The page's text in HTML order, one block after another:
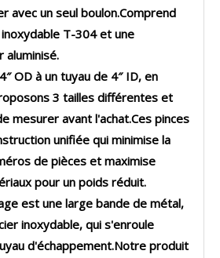
avec un seul boulon.Comprend
T-304 et une
aluminisé.
OD à un tuyau de 4″ ID, en
3 tailles différentes et
mesurer avant l'achat.Ces pinces
unifiée qui minimise la
de pièces et maximise
pour un poids réduit.
est une large bande de métal,
inoxydable, qui s'enroule
d'échappement.Notre produit